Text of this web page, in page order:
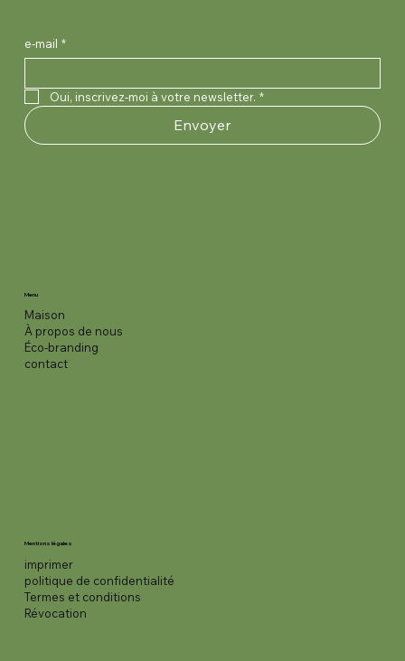
e-mail *
Oui, inscrivez-moi à votre newsletter. *
Envoyer
Menu
Maison
À propos de nous
Éco-branding
contact
Mentions légales
imprimer
politique de confidentialité
Termes et conditions
Révocation